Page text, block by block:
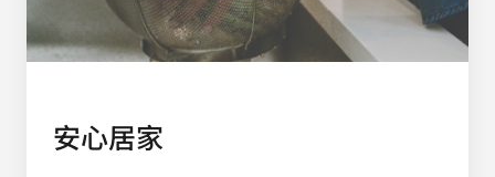
安心居家